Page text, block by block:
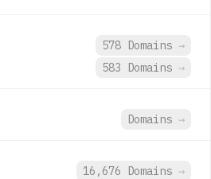
578 Domains →
583 Domains →
Domains →
16,676 Domains →